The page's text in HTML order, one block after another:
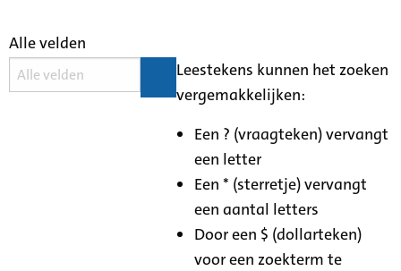
Alle velden
Leestekens kunnen het zoeken
vergemakkelijken:
Een ? (vraagteken) vervangt
een letter
Een * (sterretje) vervangt
een aantal letters
Door een $ (dollarteken)
voor een zoekterm te